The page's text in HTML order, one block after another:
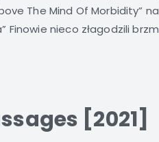
The Mind Of Morbidity”
nieco złagodzili
[2021]